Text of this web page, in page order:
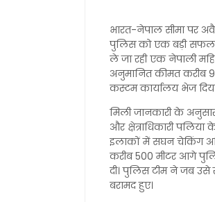
भारत-नेपाल सीमा पर
पुलिस को एक बड़ी
ले जा रही एक नेपाली
अनुमानित कीमत करीब
कस्टम कार्यालय भेज
मिली जानकारी के
और क्षेत्राधिकारी पलिया
इलाकों में सघन चेकिंग
करीब 500 मीटर आगे
दी। पुलिस टीम ने जब उसे
बरामद हुए।